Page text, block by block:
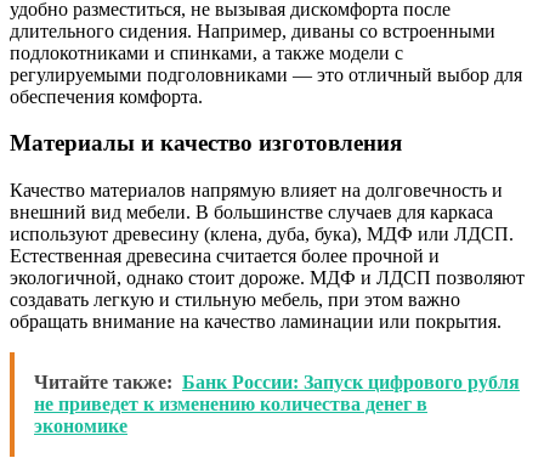
удобно разместиться, не вызывая дискомфорта после
длительного сидения. Например, диваны со встроенными
подлокотниками и спинками, а также модели с
регулируемыми подголовниками — это отличный выбор для
обеспечения комфорта.
Материалы и качество изготовления
Качество материалов напрямую влияет на долговечность и
внешний вид мебели. В большинстве случаев для каркаса
используют древесину (клена, дуба, бука), МДФ или ЛДСП.
Естественная древесина считается более прочной и
экологичной, однако стоит дороже. МДФ и ЛДСП позволяют
создавать легкую и стильную мебель, при этом важно
обращать внимание на качество ламинации или покрытия.
Читайте также: Банк России: Запуск цифрового рубля
не приведет к изменению количества денег в
экономике